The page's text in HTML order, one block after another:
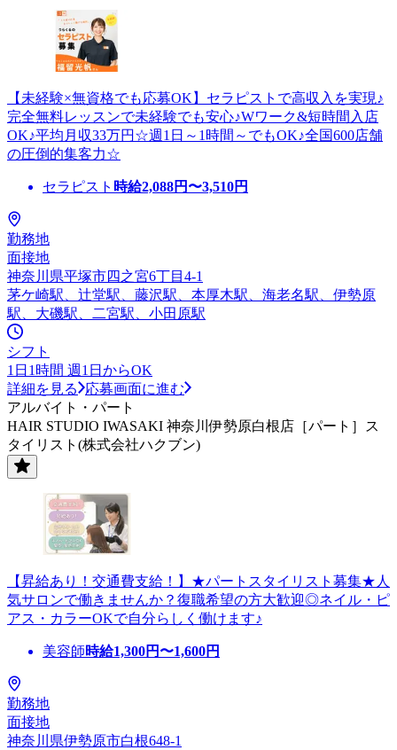
【未経験×無資格でも応募OK】セラピストで高収入を実現♪
完全無料レッスンで未経験でも安心♪Wワーク&短時間入店
OK♪平均月収33万円☆週1日～1時間～でもOK♪全国600店舗
の圧倒的集客力☆
セラピスト 時給2,088円〜3,510円
勤務地
面接地
神奈川県平塚市四之宮6丁目4-1
茅ケ崎駅、辻堂駅、藤沢駅、本厚木駅、海老名駅、伊勢原
駅、大磯駅、二宮駅、小田原駅
シフト
1日1時間 週1日からOK
詳細を見る
応募画面に進む
アルバイト・パート
HAIR STUDIO IWASAKI 神奈川伊勢原白根店［パート］ス
タイリスト(株式会社ハクブン)
【昇給あり！交通費支給！】★パートスタイリスト募集★人
気サロンで働きませんか？復職希望の方大歓迎◎ネイル・ピ
アス・カラーOKで自分らしく働けます♪
美容師時給1,300円〜1,600円
勤務地
面接地
神奈川県伊勢原市白根648-1